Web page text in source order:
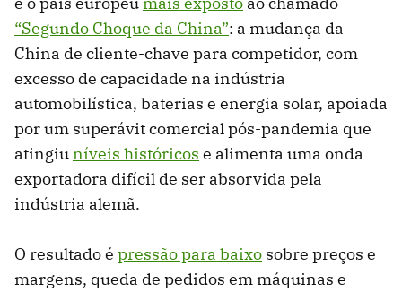
“Segundo Choque da China”: a mudança da
China de cliente-chave para competidor, com
excesso de capacidade na indústria
automobilística, baterias e energia solar, apoiada
por um superávit comercial pós-pandemia que
atingiuníveis históricos e alimenta uma onda
exportadora difícil de ser absorvida pela
indústria alemã.
O resultado é pressão para baixo sobre preços e
margens, queda de pedidos em máquinas e